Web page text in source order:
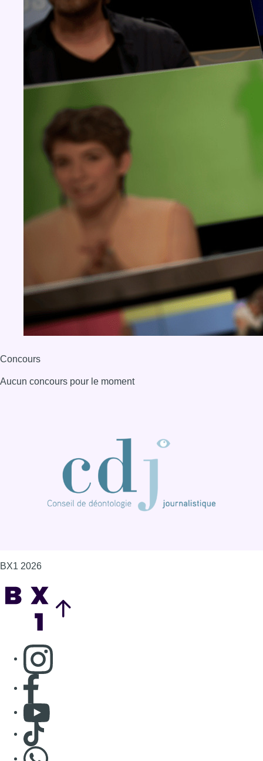
Concours
Aucun concours pour le moment
BX1 2026
Consulter page Instagram
Consulter page Facebook
Consulter Youtube
Consulter TikTok